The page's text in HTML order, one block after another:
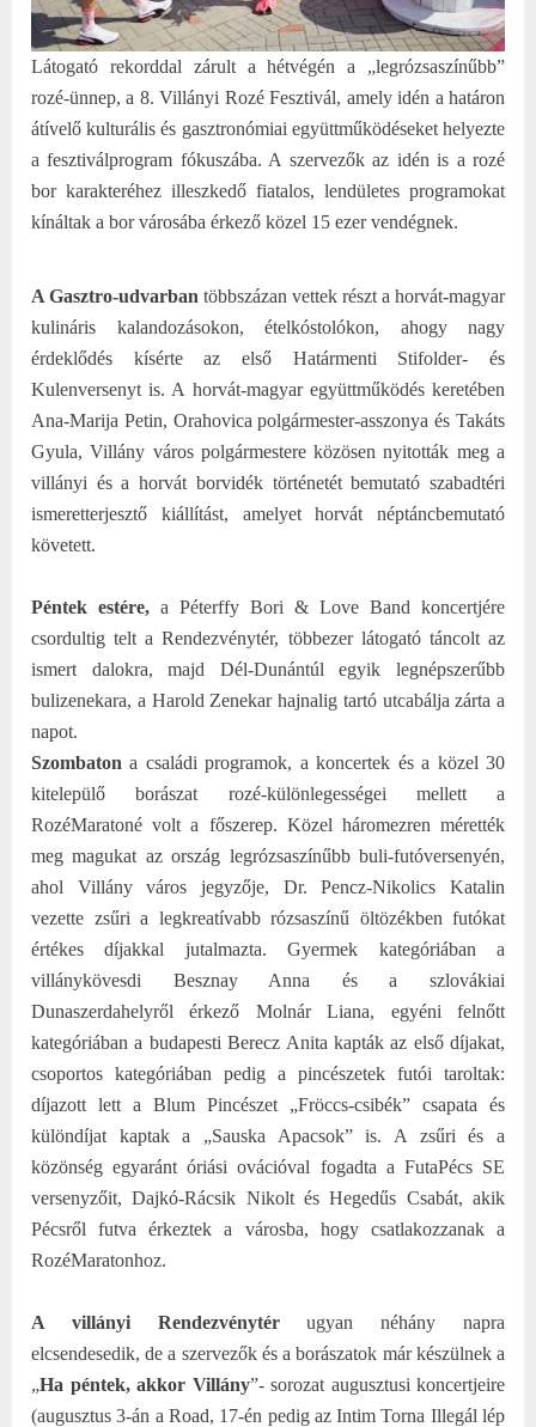
Látogató rekorddal zárult a hétvégén a „legrózsaszínűbb”
rozé-ünnep, a 8. Villányi Rozé Fesztivál, amely idén a határon
átívelő kulturális és gasztronómiai együttműködéseket helyezte
a fesztiválprogram fókuszába. A szervezők az idén is a rozé
bor karakteréhez illeszkedő fiatalos, lendületes programokat
kínáltak a bor városába érkező közel 15 ezer vendégnek.
A Gasztro-udvarban többszázan vettek részt a horvát-magyar
kulináris kalandozásokon, ételkóstolókon, ahogy nagy
érdeklődés kísérte az első Határmenti Stifolder- és
Kulenversenyt is. A horvát-magyar együttműködés keretében
Ana-Marija Petin, Orahovica polgármester-asszonya és Takáts
Gyula, Villány város polgármestere közösen nyitották meg a
villányi és a horvát borvidék történetét bemutató szabadtéri
ismeretterjesztő kiállítást, amelyet horvát néptáncbemutató
követett.
Péntek estére, a Péterffy Bori & Love Band koncertjére
csordultig telt a Rendezvénytér, többezer látogató táncolt az
ismert dalokra, majd Dél-Dunántúl egyik legnépszerűbb
bulizenekara, a Harold Zenekar hajnalig tartó utcabálja zárta a
napot.
Szombaton a családi programok, a koncertek és a közel 30
kitelepülő borászat rozé-különlegességei mellett a
RozéMaratoné volt a főszerep. Közel háromezren mérették
meg magukat az ország legrózsaszínűbb buli-futóversenyén,
ahol Villány város jegyzője, Dr. Pencz-Nikolics Katalin
vezette zsűri a legkreatívabb rózsaszínű öltözékben futókat
értékes díjakkal jutalmazta. Gyermek kategóriában a
villánykövesdi Besznay Anna és a szlovákiai
Dunaszerdahelyről érkező Molnár Liana, egyéni felnőtt
kategóriában a budapesti Berecz Anita kapták az első díjakat,
csoportos kategóriában pedig a pincészetek futói taroltak:
díjazott lett a Blum Pincészet „Fröccs-csibék” csapata és
különdíjat kaptak a „Sauska Apacsok” is. A zsűri és a
közönség egyaránt óriási ovációval fogadta a FutaPécs SE
versenyzőit, Dajkó-Rácsik Nikolt és Hegedűs Csabát, akik
Pécsről futva érkeztek a városba, hogy csatlakozzanak a
RozéMaratonhoz.
A villányi Rendezvénytérugyan néhány napra
elcsendesedik, de a szervezők és a borászatok már készülnek a
„Ha péntek, akkor Villány”- sorozat augusztusi koncertjeire
(augusztus 3-án a Road, 17-én pedig az Intim Torna Illegál lép